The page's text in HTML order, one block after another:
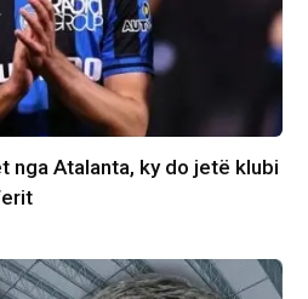
nga Atalanta, ky do jetë klubi